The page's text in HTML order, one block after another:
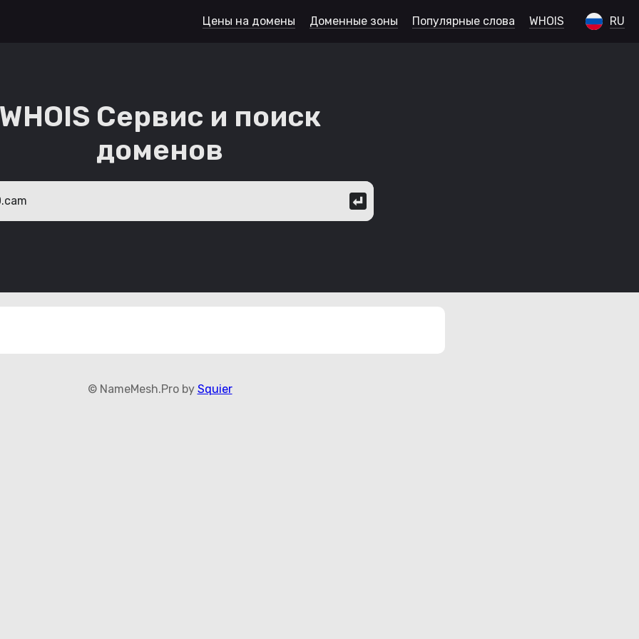
RU
Цены на домены Доменные зоны Популярные слова WHOIS
WHOIS Сервис и поиск
доменов
© NameMesh.Pro by Squier